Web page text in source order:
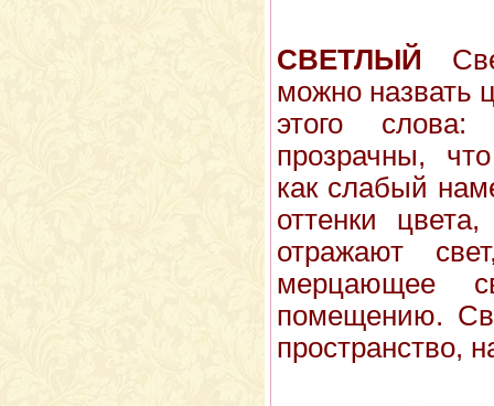
СВЕТЛЫЙ
можно назвать
этого
прозрачны,
как слабый
оттенки
отражают
мерцающее
помещению.
пространство,